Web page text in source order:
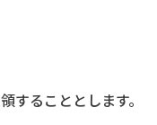
することとします。